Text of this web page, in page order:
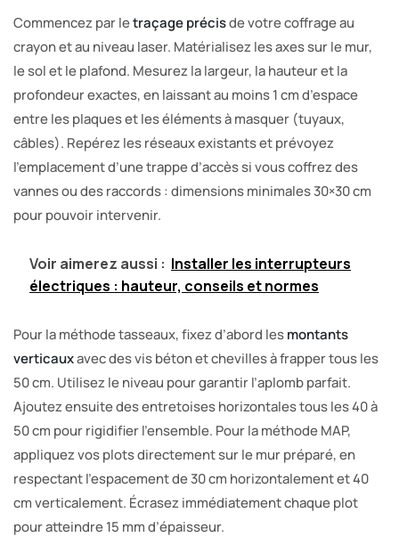
Commencez par letraçage précisde votre coffrage au
crayon et au niveau laser. Matérialisez les axes sur le mur,
le sol et le plafond. Mesurez la largeur, la hauteur et la
profondeur exactes, en laissant au moins 1 cm d’espace
entre les plaques et les éléments à masquer (tuyaux,
câbles). Repérez les réseaux existants et prévoyez
l’emplacement d’une trappe d’accès si vous coffrez des
vannes ou des raccords : dimensions minimales 30×30 cm
pour pouvoir intervenir.
Voir aimerez aussi : Installer les interrupteurs
électriques : hauteur, conseils et normes
Pour la méthode tasseaux, fixez d’abord lesmontants
verticauxavec des vis béton et chevilles à frapper tous les
50 cm. Utilisez le niveau pour garantir l’aplomb parfait.
Ajoutez ensuite des entretoises horizontales tous les 40 à
50 cm pour rigidifier l’ensemble. Pour la méthode MAP,
appliquez vos plots directement sur le mur préparé, en
respectant l’espacement de 30 cm horizontalement et 40
cm verticalement. Écrasez immédiatement chaque plot
pour atteindre 15 mm d’épaisseur.